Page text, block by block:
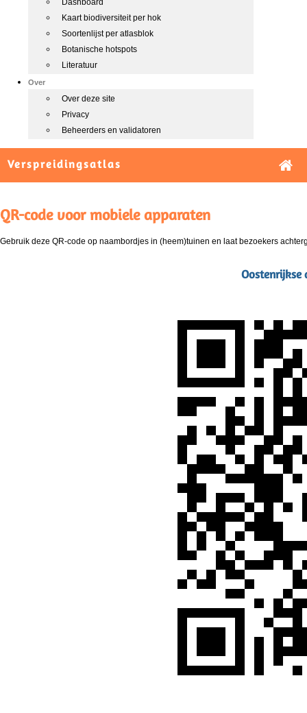
Dashboard
Kaart biodiversiteit per hok
Soortenlijst per atlasblok
Botanische hotspots
Literatuur
Over
Over deze site
Privacy
Beheerders en validatoren
Verspreidingsatlas
QR-code voor mobiele apparaten
Gebruik deze QR-code op naambordjes in (heem)tuinen en laat bezoekers
Oostenrijkse